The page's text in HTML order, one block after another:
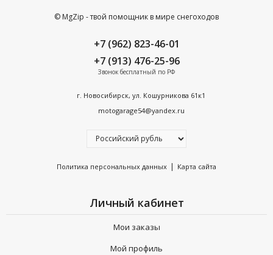
© MgZip - твой помощник в мире снегоходов
+7 (962) 823-46-01
+7 (913) 476-25-96
Звонок бесплатный по РФ
г. Новосибирск, ул. Кошурникова 61к1
motogarage54@yandex.ru
Политика персональных данных | Карта сайта
Личный кабинет
Мои заказы
Мой профиль